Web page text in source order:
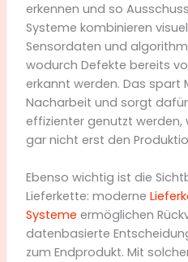
erkennen und so
Systeme kombinieren
Sensordaten und
wodurch Defekte bereits
erkannt werden. Das spart
Nacharbeit und sorgt
effizienter genutzt
gar nicht erst den
Ebenso wichtig ist die
Lieferkette: moderne
Systeme ermöglichen
datenbasierte
zum Endprodukt. Mit